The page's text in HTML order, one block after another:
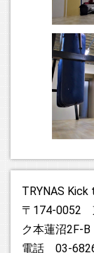
遅くなりまし
月は毎週木曜
ますのでご確
明日8/16(金)、
す。現時点で
ープン時刻まで
業等の可能性も
イト、SNS等で
せ。
TRYNAS
〒174-0052
ク本蓮沼2F-B
電話 03-